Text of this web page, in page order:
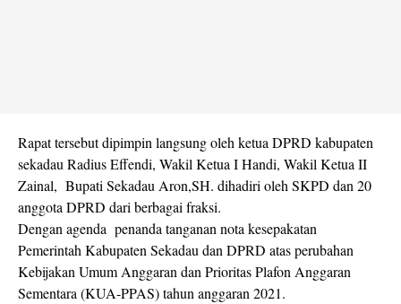
Rapat tersebut dipimpin langsung oleh ketua DPRD kabupaten
sekadau Radius Effendi, Wakil Ketua I Handi, Wakil Ketua II
Zainal, Bupati Sekadau Aron,SH. dihadiri oleh SKPD dan 20
anggota DPRD dari berbagai fraksi.
Dengan agenda penanda tanganan nota kesepakatan
Pemerintah Kabupaten Sekadau dan DPRD atas perubahan
Kebijakan Umum Anggaran dan Prioritas Plafon Anggaran
Sementara (KUA-PPAS) tahun anggaran 2021.